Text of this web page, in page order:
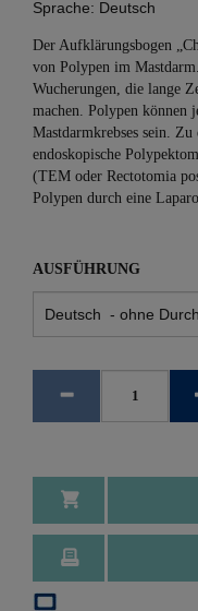
Sprache: Deutsch
Der Aufklärungsbogen
von Polypen im
Wucherungen, die lange
machen. Polypen können
Mastdarmkrebses sein.
endoskopische
(TEM oder Rectotomia
Polypen durch eine
AUSFÜHRUNG